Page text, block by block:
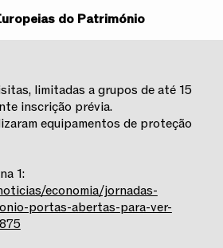
do Património
limitadas a grupos de até 15
inscrição prévia.
equipamentos de proteção
1:
economia/jornadas-
portas-abertas-para-ver-